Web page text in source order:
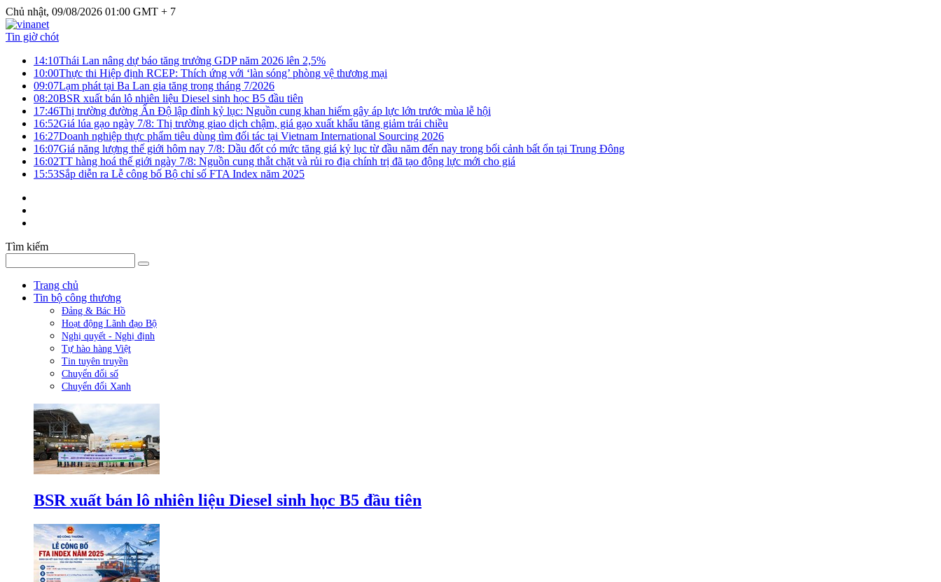
Chủ nhật, 09/08/2026 01:00 GMT + 7
Tin giờ chót
14:10Thái Lan nâng dự báo tăng trưởng GDP năm 2026 lên 2,5%
10:00Thực thi Hiệp định RCEP: Thích ứng với ‘làn sóng’ phòng vệ thương mại
09:07Lạm phát tại Ba Lan gia tăng trong tháng 7/2026
08:20BSR xuất bán lô nhiên liệu Diesel sinh học B5 đầu tiên
17:46Thị trường đường Ấn Độ lập đỉnh kỷ lục: Nguồn cung khan hiếm gây áp lực lớn trước mùa lễ hội
16:52Giá lúa gạo ngày 7/8: Thị trường giao dịch chậm, giá gạo xuất khẩu tăng giảm trái chiều
16:27Doanh nghiệp thực phẩm tiêu dùng tìm đối tác tại Vietnam International Sourcing 2026
16:07Giá năng lượng thế giới hôm nay 7/8: Dầu đốt có mức tăng giá kỷ lục từ đầu năm đến nay trong bối cảnh bất ổn tại Trung Đông
16:02TT hàng hoá thế giới ngày 7/8: Nguồn cung thắt chặt và rủi ro địa chính trị đã tạo động lực mới cho giá
15:53Sắp diễn ra Lễ công bố Bộ chỉ số FTA Index năm 2025
Tìm kiếm
Trang chủ
Tin bộ công thương
Đảng & Bác Hồ
Hoạt động Lãnh đạo Bộ
Nghị quyết - Nghị định
Tự hào hàng Việt
Tin tuyên truyền
Chuyển đổi số
Chuyển đổi Xanh
BSR xuất bán lô nhiên liệu Diesel sinh học B5 đầu tiên